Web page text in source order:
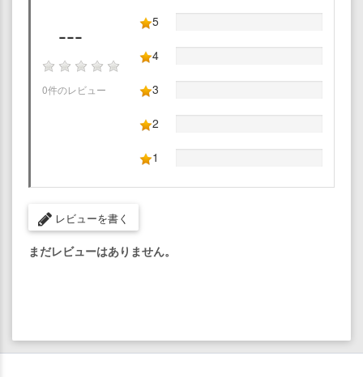
---
0件のレビュー
5
4
3
2
1
レビューを書く
まだレビューはありません。